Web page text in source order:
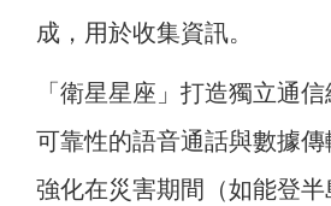
成，用於收集資訊。
「衛星星座」打造獨立通
可靠性的語音通話與數據傳
強化在災害期間（如能登